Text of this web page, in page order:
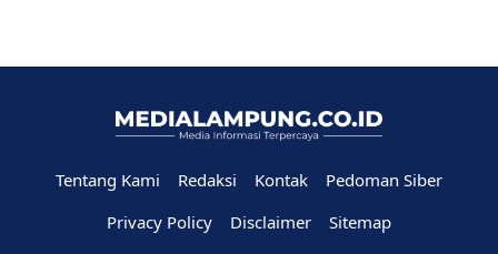
Tentang Kami Redaksi Kontak
Pedoman Siber
Privacy Policy
Disclaimer Sitemap